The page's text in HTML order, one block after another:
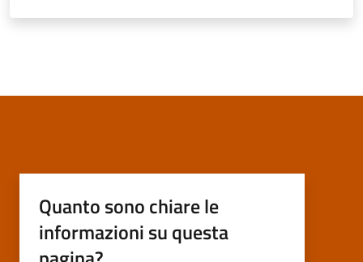
Quanto sono chiare le
informazioni su questa